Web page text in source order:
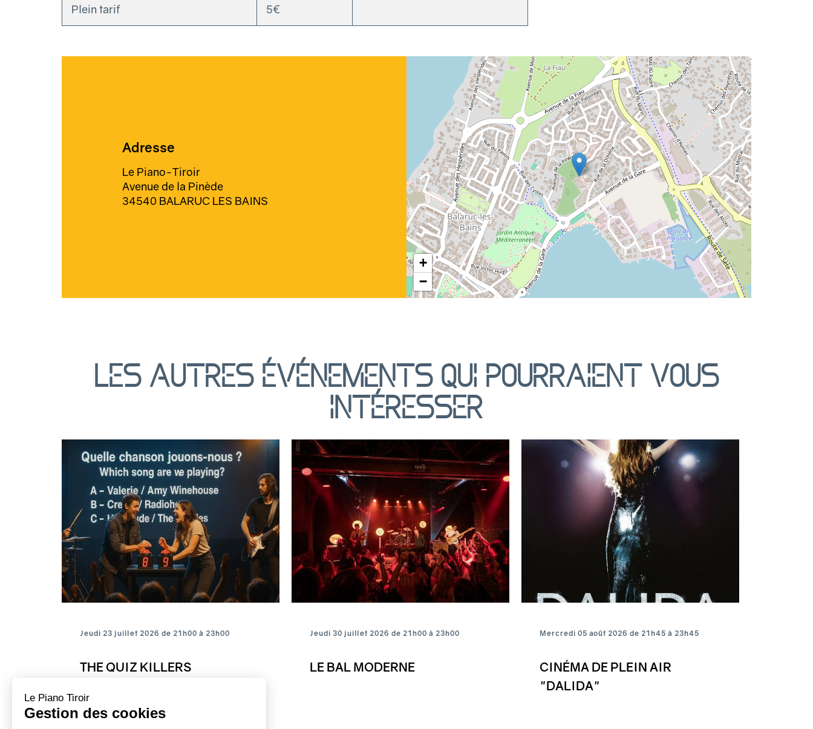
Plein tarif 5€
Adresse
Le Piano-Tiroir
Avenue de la Pinède
34540 BALARUC LES BAINS
Géolocalisation
+
−
Les autres événements qui pourraient vous
intéresser
Jeudi 23 juillet 2026 de 21h00 à 23h00
THE QUIZ KILLERS
Jeudi 30 juillet 2026 de 21h00 à 23h00
LE BAL MODERNE
Mercredi 05 août 2026 de 21h45 à 23h45
CINÉMA DE PLEIN AIR
"DALIDA"